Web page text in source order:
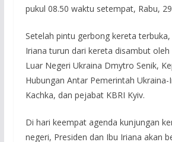
pukul 08.50 waktu setempat, Rabu,
Setelah pintu gerbong kereta
Iriana turun dari kereta disambut
Luar Negeri Ukraina Dmytro Senik,
Hubungan Antar Pemerintah
Kachka, dan pejabat KBRI Kyiv.
Di hari keempat agenda kunjungan
negeri, Presiden dan Ibu Iriana akan